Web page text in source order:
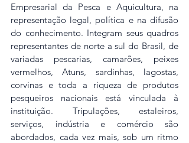
Empresarial da Pesca e Aquicultura, na
representação legal, política e na difusão
do conhecimento. Integram seus quadros
representantes de norte a sul do Brasil, de
variadas pescarias, camarões, peixes
vermelhos, Atuns, sardinhas, lagostas,
corvinas e toda a riqueza de produtos
pesqueiros nacionais está vinculada à
instituição. Tripulações, estaleiros,
serviços, indústria e comércio são
abordados, cada vez mais, sob um ritmo